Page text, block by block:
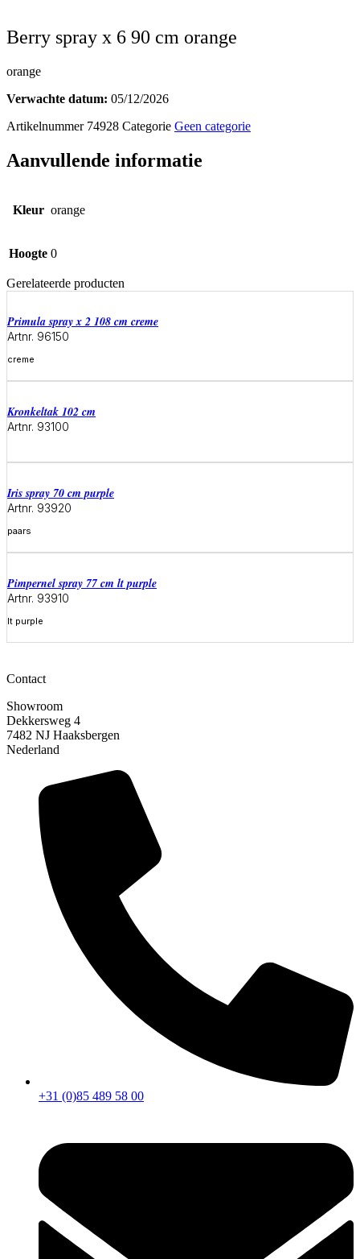
berry spray x 6 90 cm orange
orange
Verwachte datum: 05/12/2026
Artikelnummer 74928 Categorie Geen categorie
Aanvullende informatie
Kleur orange
Hoogte 0
Gerelateerde producten
primula spray x 2 108 cm creme
Artnr. 96150
creme
kronkeltak 102 cm
Artnr. 93100
iris spray 70 cm purple
Artnr. 93920
paars
Meer informatie
pimpernel spray 77 cm lt purple
Artnr. 93910
lt purple
Meer informatie
Contact
Showroom
Dekkersweg 4
7482 NJ Haaksbergen
Nederland
+31 (0)85 489 58 00